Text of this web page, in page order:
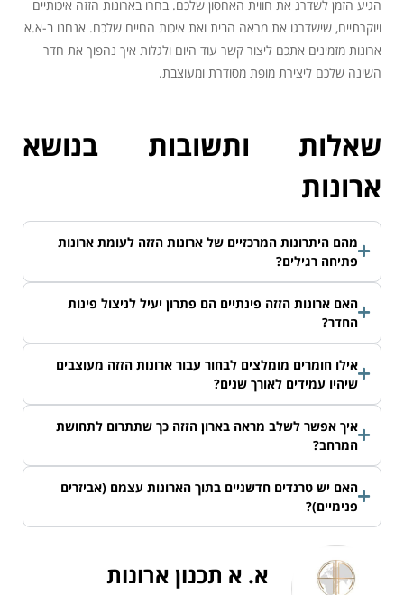
הגיע הזמן לשדרג את חווית האחסון שלכם. בחרו בארונות הזזה איכותיים
ויוקרתיים, שישדרגו את מראה הבית ואת איכות החיים שלכם. אנחנו ב-א.א
ארונות מזמינים אתכם ליצור קשר עוד היום ולגלות איך נהפוך את חדר
השינה שלכם ליצירת מופת מסודרת ומעוצבת.
שאלות ותשובות בנושא
ארונות
מהם היתרונות המרכזיים של ארונות הזזה לעומת ארונות
פתיחה רגילים?
האם ארונות הזזה פינתיים הם פתרון יעיל לניצול פינות
החדר?
אילו חומרים מומלצים לבחור עבור ארונות הזזה מעוצבים
שיהיו עמידים לאורך שנים?
איך אפשר לשלב מראה בארון הזזה כך שתתרום לתחושת
המרחב?
האם יש טרנדים חדשניים בתוך הארונות עצמם (אביזרים
פנימיים)?
א. א תכנון ארונות